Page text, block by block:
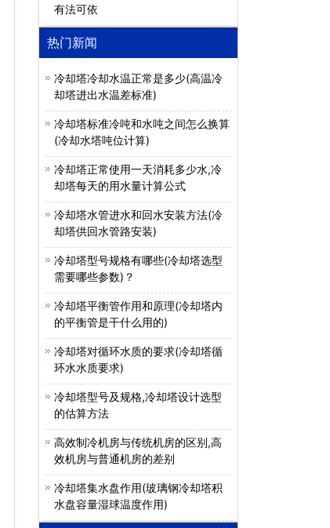
有法可依
热门新闻
冷却塔冷却水温正常是多少(高温冷
却塔进出水温差标准)
冷却塔标准冷吨和水吨之间怎么换算
(冷却水塔吨位计算)
冷却塔正常使用一天消耗多少水,冷
却塔每天的用水量计算公式
冷却塔水管进水和回水安装方法(冷
却塔供回水管路安装)
冷却塔型号规格有哪些(冷却塔选型
需要哪些参数)？
冷却塔平衡管作用和原理(冷却塔内
的平衡管是干什么用的)
冷却塔对循环水质的要求(冷却塔循
环水水质要求)
冷却塔型号及规格,冷却塔设计选型
的估算方法
高效制冷机房与传统机房的区别,高
效机房与普通机房的差别
冷却塔集水盘作用(玻璃钢冷却塔积
水盘容量湿球温度作用)